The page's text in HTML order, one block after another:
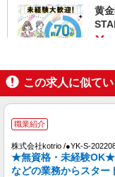
黄
通
キープ
（株）ウィルオブ・ワ
夜
この求人に似て
職業紹介
株式会社kotrio /●YK-S-
★無資格・未経験OK★
などの業務からスタ